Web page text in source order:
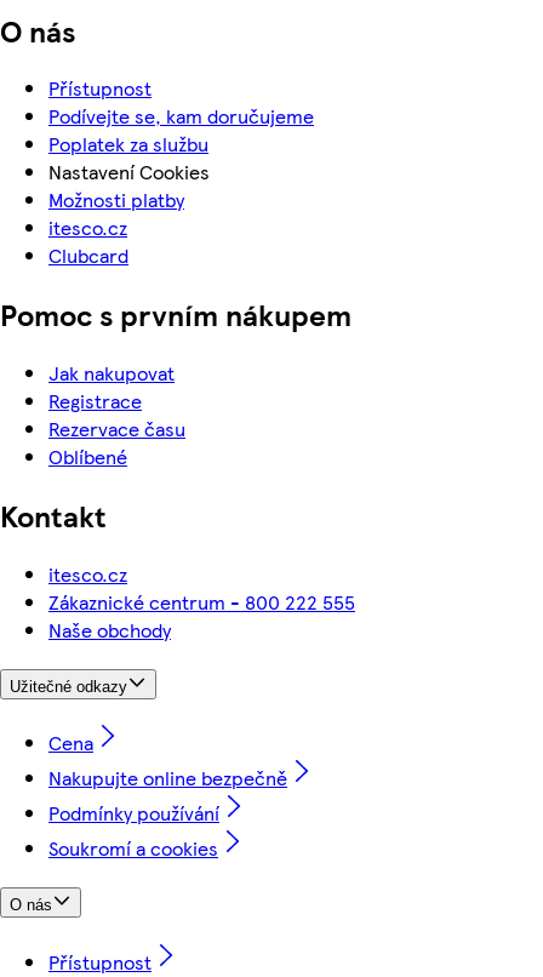
O nás
Přístupnost
Podívejte se, kam doručujeme
Poplatek za službu
Nastavení Cookies
Možnosti platby
itesco.cz
Clubcard
Pomoc s prvním nákupem
Jak nakupovat
Registrace
Rezervace času
Oblíbené
Kontakt
itesco.cz
Zákaznické centrum - 800 222 555
Naše obchody
Užitečné odkazy
Cena
Nakupujte online bezpečně
Podmínky používání
Soukromí a cookies
O nás
Přístupnost